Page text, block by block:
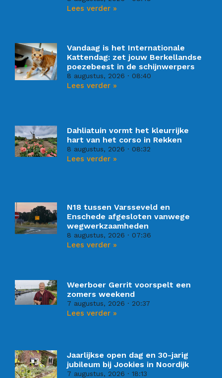
Lees verder »
Vandaag is het Internationale
Kattendag: zet jouw Berkellandse
poezebeest in de schijnwerpers
8 augustus, 2026 08:40
Lees verder »
Dahliatuin vormt het kleurrijke
hart van het corso in Rekken
8 augustus, 2026 08:32
Lees verder »
N18 tussen Varsseveld en
Enschede afgesloten vanwege
wegwerkzaamheden
8 augustus, 2026 07:36
Lees verder »
Weerboer Gerrit voorspelt een
zomers weekend
7 augustus, 2026 20:37
Lees verder »
Jaarlijkse open dag en 30-jarig
jubileum bij Jookies in Noordijk
7 augustus, 2026 18:13